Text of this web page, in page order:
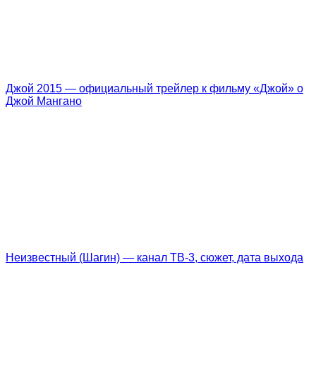
Джой 2015 — официальный трейлер к фильму «Джой» о
Джой Мангано
Неизвестный (Шагин) — канал ТВ-3, сюжет, дата выхода